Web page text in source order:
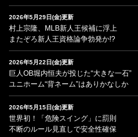
2026年5月29日(金)更新
村上宗隆、MLB新人王候補に浮上
またぞろ新人王資格論争勃発か!?
2026年5月22日(金)更新
巨人OB堀内恒夫が投じた“大きな一石”
ユニホーム“背ネーム”はありかなしか
2026年5月15日(金)更新
世界初！「危険スイング」に罰則
不断のルール見直しで安全性確保